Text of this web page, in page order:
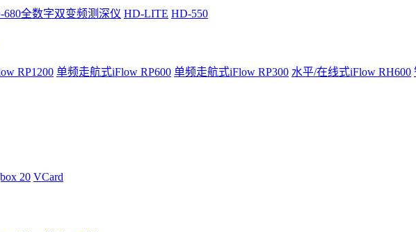
680全数字双变频测深仪 HD-LITE HD-550
RP1200 单频走航式iFlow RP600 单频走航式iFlow RP300 水平/在线式iFlow RH600
20 VCard